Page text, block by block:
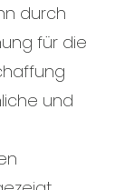
durch
für die
und